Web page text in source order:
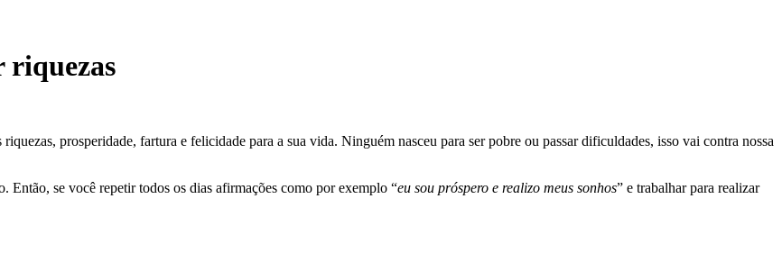
riquezas
prosperidade, fartura e felicidade para a sua vida. Ninguém nasceu para ser pobre ou passar dificuldades, isso vai contra nossa
Então, se você repetir todos os dias afirmações como por exemplo “eu sou próspero e realizo meus sonhos” e trabalhar para realizar